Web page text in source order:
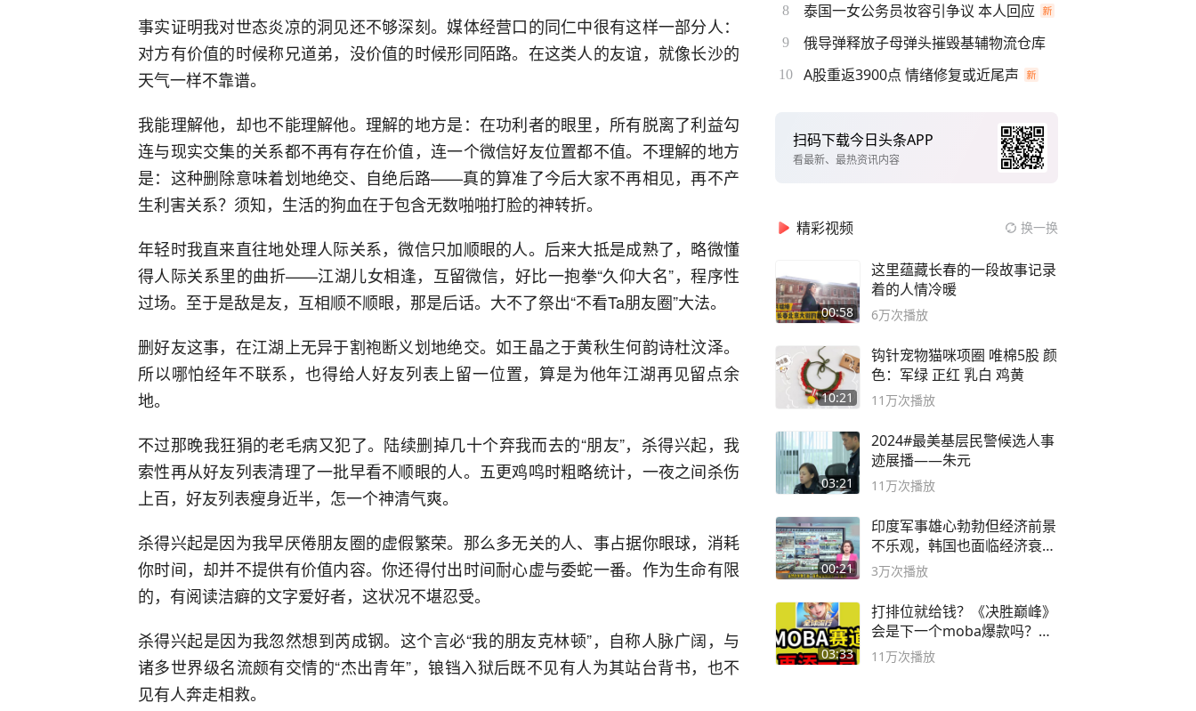
事实证明我对世态炎凉的洞见还不够深刻。媒体经营口的同仁中很有这样一部分人：
对方有价值的时候称兄道弟，没价值的时候形同陌路。在这类人的友谊，就像长沙的
天气一样不靠谱。
我能理解他，却也不能理解他。理解的地方是：在功利者的眼里，所有脱离了利益勾
连与现实交集的关系都不再有存在价值，连一个微信好友位置都不值。不理解的地方
是：这种删除意味着划地绝交、自绝后路——真的算准了今后大家不再相见，再不产
生利害关系？须知，生活的狗血在于包含无数啪啪打脸的神转折。
年轻时我直来直往地处理人际关系，微信只加顺眼的人。后来大抵是成熟了，略微懂
得人际关系里的曲折——江湖儿女相逢，互留微信，好比一抱拳“久仰大名”，程序性
过场。至于是敌是友，互相顺不顺眼，那是后话。大不了祭出“不看Ta朋友圈”大法。
删好友这事，在江湖上无异于割袍断义划地绝交。如王晶之于黄秋生何韵诗杜汶泽。
所以哪怕经年不联系，也得给人好友列表上留一位置，算是为他年江湖再见留点余
地。
不过那晚我狂狷的老毛病又犯了。陆续删掉几十个弃我而去的“朋友”，杀得兴起，我
索性再从好友列表清理了一批早看不顺眼的人。五更鸡鸣时粗略统计，一夜之间杀伤
上百，好友列表瘦身近半，怎一个神清气爽。
杀得兴起是因为我早厌倦朋友圈的虚假繁荣。那么多无关的人、事占据你眼球，消耗
你时间，却并不提供有价值内容。你还得付出时间耐心虚与委蛇一番。作为生命有限
的，有阅读洁癖的文字爱好者，这状况不堪忍受。
杀得兴起是因为我忽然想到芮成钢。这个言必“我的朋友克林顿”，自称人脉广阔，与
诸多世界级名流颇有交情的“杰出青年”，锒铛入狱后既不见有人为其站台背书，也不
见有人奔走相救。
8 泰国一女公务员妆容引争议 本人回应
9 俄导弹释放子母弹头摧毁基辅物流仓库
10 A股重返3900点 情绪修复或近尾声
扫码下载今日头条APP
看最新、最热资讯内容
精彩视频 换一换
00:58
这里蕴藏长春的一段故事记录
着的人情冷暖
6万次播放
10:21
钩针宠物猫咪项圈 唯棉5股 颜
色：军绿 正红 乳白 鸡黄
11万次播放
03:21
2024#最美基层民警候选人事
迹展播——朱元
11万次播放
00:21
印度军事雄心勃勃但经济前景
不乐观，韩国也面临经济衰退
风险
3万次播放
03:33
打排位就给钱？《决胜巅峰》
会是下一个moba爆款吗？#
决胜巅峰
11万次播放